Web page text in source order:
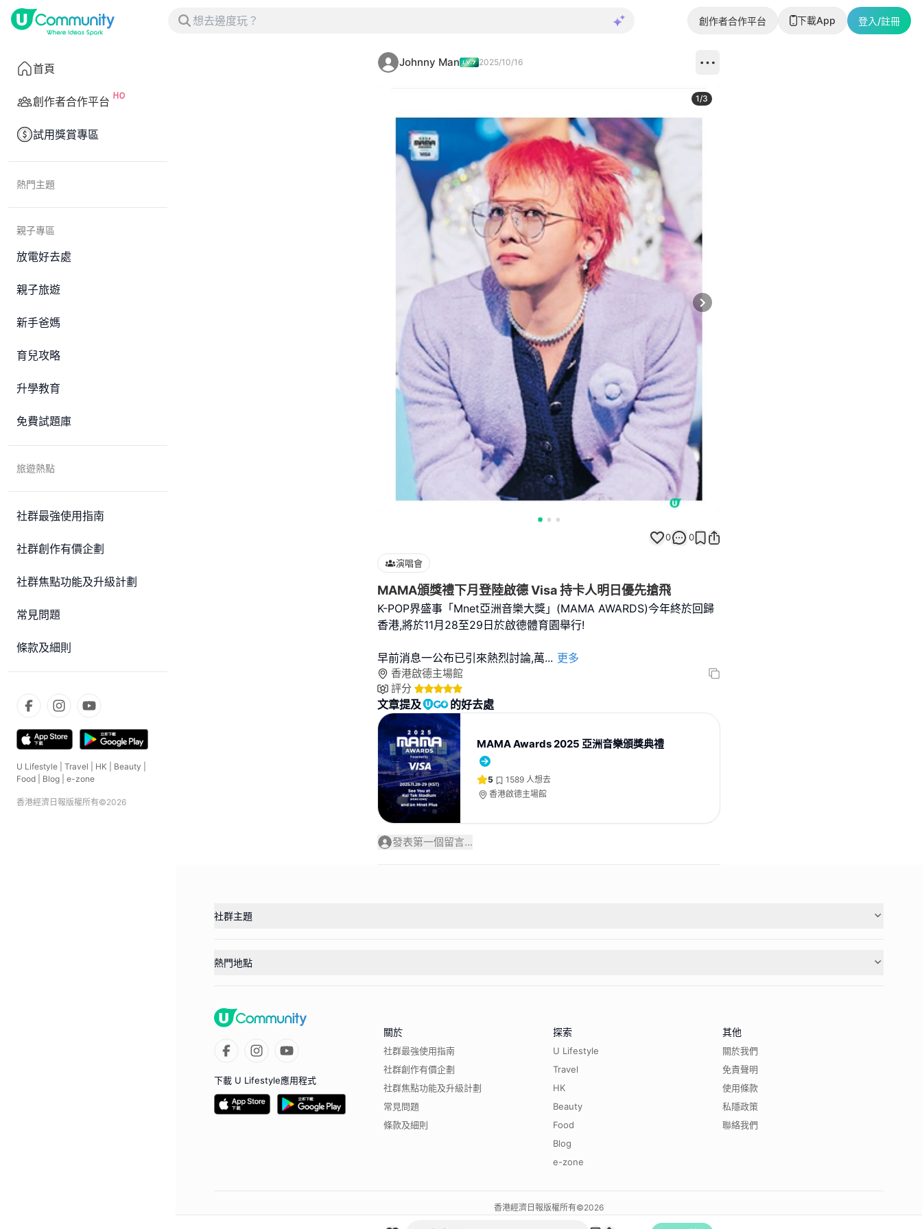
創作者合作平台 下載App 登入/註冊
首頁
創作者合作平台
試用獎賞專區
熱門主題
親子專區
放電好去處
親子旅遊
新手爸媽
育兒攻略
升學教育
免費試題庫
旅遊熱點
社群最強使用指南
社群創作有價企劃
社群焦點功能及升級計劃
常見問題
條款及細則
U Lifestyle Travel HK Beauty
Food
Blog e-zone
香港經濟日報版權所有©2026
Johnny Man 2025/10/16
Next slide
1/3
0 0
演唱會
MAMA頒獎禮下月登陸啟德 Visa 持卡人明日優先搶飛
K-POP界盛事「Mnet亞洲音樂大獎」(MAMA AWARDS)今年終於回歸
香港,將於11月28至29日於啟德體育園舉行!
早前消息一公布已引來熱烈討論,萬... 更多
香港啟德主場館
評分
文章提及 的好去處
MAMA Awards 2025 亞洲音樂頒獎典禮
5 1589 人想去
香港啟德主場館
發表第一個留言...
社群主題
熱門地點
下載 U Lifestyle應用程式
關於
社群最強使用指南
社群創作有價企劃
社群焦點功能及升級計劃
常見問題
條款及細則
探索
U Lifestyle
Travel
HK
Beauty
Food
Blog
e-zone
其他
關於我們
免責聲明
使用條款
私隱政策
聯絡我們
香港經濟日報版權所有©2026